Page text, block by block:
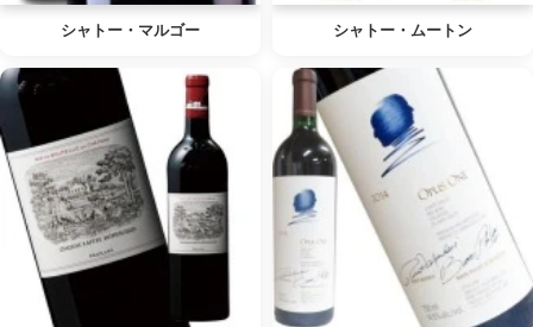
シャトー・マルゴー シャトー・ムートン